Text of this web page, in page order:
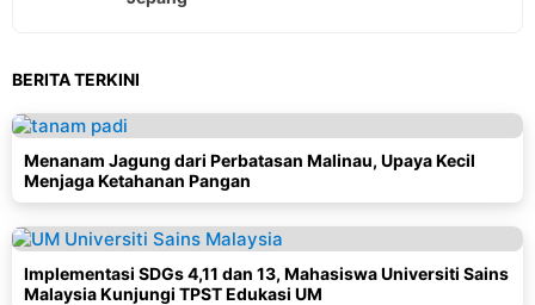
BERITA TERKINI
Menanam Jagung dari Perbatasan Malinau, Upaya Kecil
Menjaga Ketahanan Pangan
Implementasi SDGs 4,11 dan 13, Mahasiswa Universiti Sains
Malaysia Kunjungi TPST Edukasi UM